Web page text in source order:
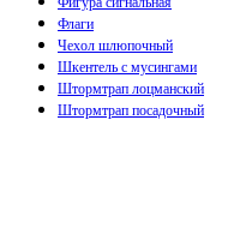
Флаги
Чехол шлюпочный
Шкентель с мусингами
Штормтрап лоцманский
Штормтрап посадочный